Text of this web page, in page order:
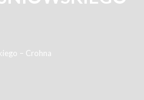
– Crohna